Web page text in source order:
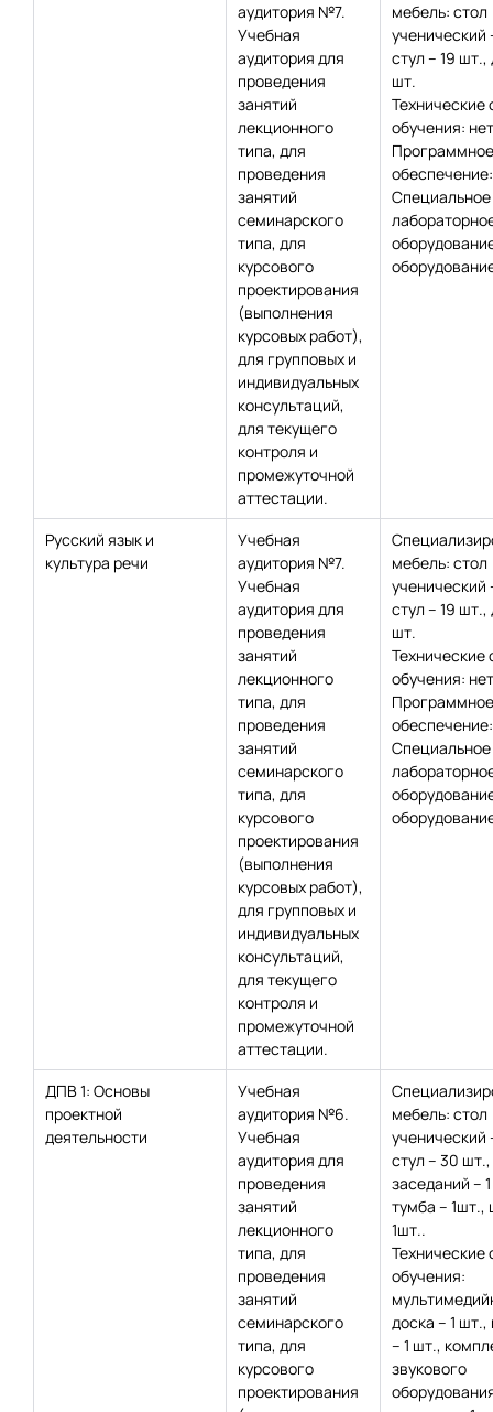
аудитория №7.
Учебная
аудитория для
проведения
занятий
лекционного
типа, для
проведения
занятий
семинарского
типа, для
курсового
проектирования
(выполнения
курсовых работ),
для групповых и
индивидуальных
консультаций,
для текущего
контроля и
промежуточной
аттестации.
мебель: стол
ученический
стул – 19 шт.,
шт.
Технические
обучения:
Программное
Специальное
Русский язык и
культура речи
Учебная
аудитория №7.
Учебная
аудитория для
проведения
занятий
лекционного
типа, для
проведения
занятий
семинарского
типа, для
курсового
проектирования
(выполнения
курсовых работ),
для групповых и
индивидуальных
консультаций,
для текущего
контроля и
промежуточной
аттестации.
мебель: стол
ученический
стул – 19 шт.,
шт.
Технические
обучения:
Программное
Специальное
ДПВ 1: Основы
проектной
деятельности
Учебная
аудитория №6.
Учебная
аудитория для
проведения
занятий
лекционного
типа, для
проведения
занятий
семинарского
типа, для
курсового
проектирования
мебель: стол
ученический
стул – 30
заседаний –
тумба – 1шт.,
1шт..
Технические
обучения:
доска – 1 шт.,
– 1 шт.,
звукового